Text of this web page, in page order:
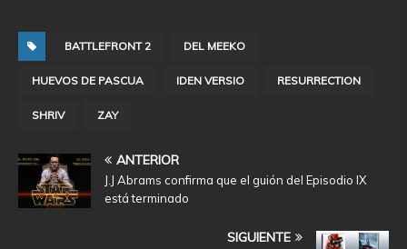
BATTLEFRONT 2 DEL MEEKO
HUEVOS DE PASCUA IDEN VERSIO RESURRECTION
SHRIV ZAY
ANTERIOR
J.J Abrams confirma que el guión del Episodio IX
está terminado
SIGUIENTE